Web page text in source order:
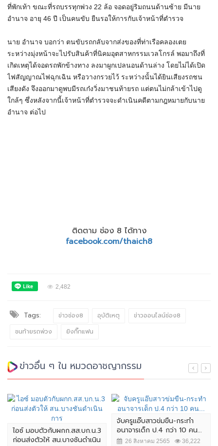
ที่พักเท้า ขณะที่รถบรรทุกพ่วง 22 ล้อ จอดอยู่ริมถนนด้านซ้าย มีนาย
อำนาจ อายุ 46 ปี เป็นคนขับ ยืนรอให้การกับเจ้าหน้าที่ตำรวจ
นาย อำนาจ บอกว่า ตนขับรถกลับจากส่งของที่ท่าเรือคลองเตย
ระหว่างมุ่งหน้าจะไปรับสินค้าที่นิคมอุตสาหกรรมเวลโกรล์ พอมาถึงที่
เกิดเหตุได้จอดรถพักข้างทาง ลงมาผูกเปลนอนด้านล่าง โดยไม่ได้เปิด
ไฟสัญญาณไฟฉุกเฉิน หรือวางกรวยไว้ ระหว่างนั้นได้ยินเสียงรถชน
เสียงดัง จึงออกมาดูพบมีรถเก๋งวิ่งมาชนท้ายรถ แต่ตนไม่กล้าเข้าไปดู
ใกล้ๆ ซึ่งหลังจากนี้เจ้าหน้าที่ตำรวจจะดำเนินคดีตามกฎหมายกับนาย
อำนาจ ต่อไป
ติดตาม ช่อง 8 ได้ทาง
facebook.com/thaich8
2,482
Tags: ข่าวช่อง8 อุบัติเหตุ
ข่าวออนไลน์ช่อง8
ชนท้ายรถพ่วง
ยิงกิ๊กแฟน
ข่าวอื่น ๆ ใน หมวดอาชญากรรม
ไอซ์ มอบตัวกับผกก.สส.บก.น.3
ก่อนส่งตัวให้ สน.บางชันดำเนิน
จับครูแอ๊บสาวข่มขืน-กระทำ
อนาจารเด็ก ป.4 กว่า 10 คน...
26 สิงหาคม 2565 36,222